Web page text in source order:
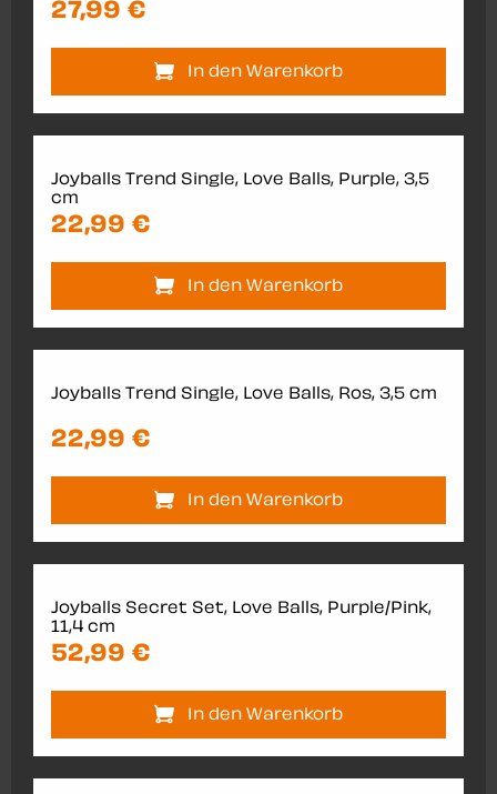
27,99 €
In den Warenkorb
Joyballs Trend Single, Love Balls, Purple, 3,5
cm
22,99 €
In den Warenkorb
Joyballs Trend Single, Love Balls, Ros, 3,5 cm
22,99 €
In den Warenkorb
Joyballs Secret Set, Love Balls, Purple/Pink,
11,4 cm
52,99 €
In den Warenkorb